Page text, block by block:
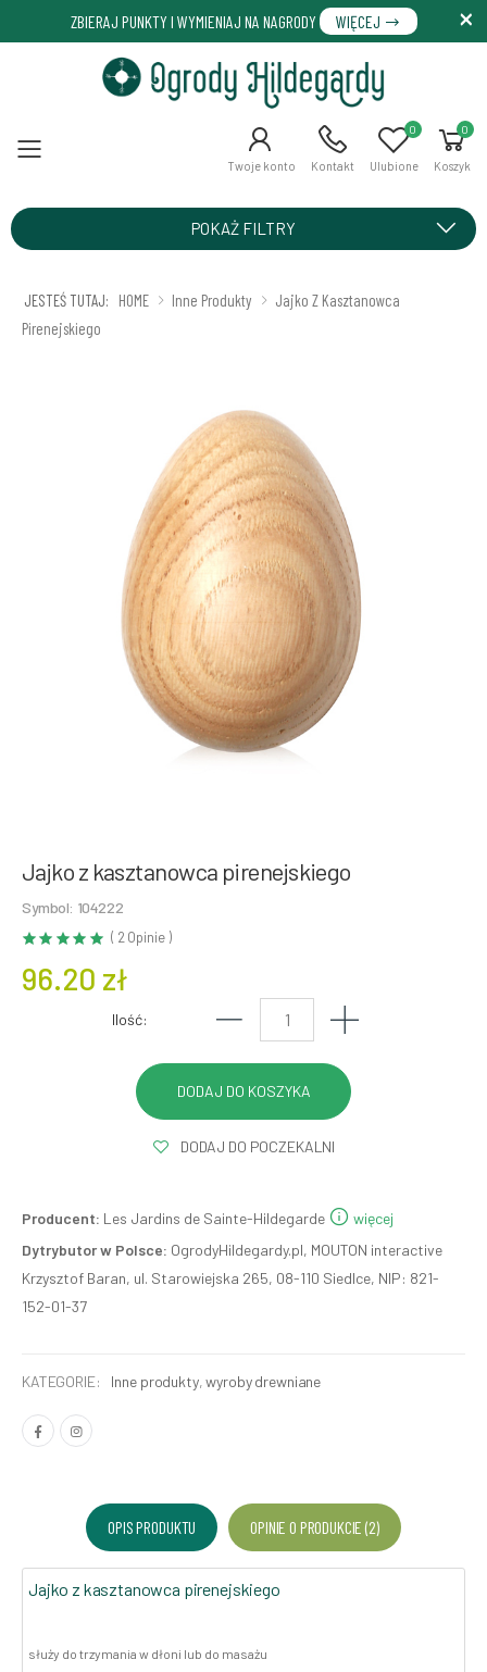
ZBIERAJ PUNKTY I WYMIENIAJ NA NAGRODY WIĘCEJ
Menu Twoje konto Kontakt Ulubione
0 0
Koszyk
POKAŻ FILTRY
JESTEŚ TUTAJ: HOME Inne Produkty
Jajko Z Kasztanowca
Pirenejskiego
Jajko z kasztanowca pirenejskiego
Symbol: 104222
( 2 Opinie )
96.20 zł
Ilość:
DODAJ DO POCZEKALNI
Producent: Les Jardins de Sainte-Hildegarde
więcej
Dytrybutor w Polsce: OgrodyHildegardy.pl, MOUTON interactive
Krzysztof Baran, ul. Starowiejska 265, 08-110 Siedlce, NIP: 821-
152-01-37
KATEGORIE: Inne produkty,wyroby drewniane
OPIS PRODUKTU OPINIE O PRODUKCIE (2)
Jajko z kasztanowca pirenejskiego
służy do trzymania w dłoni lub do masażu